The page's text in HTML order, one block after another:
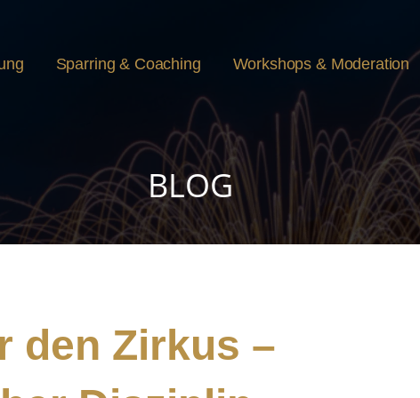
Sparring & Coaching Workshops & Moderation
BLOG
den Zirkus –